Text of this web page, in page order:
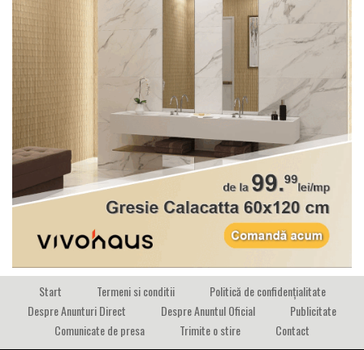
Start Termeni si conditii
Politică de confidențialitate
Despre Anunturi Direct
Despre Anuntul Oficial
Publicitate
Comunicate de presa
Trimite o stire Contact